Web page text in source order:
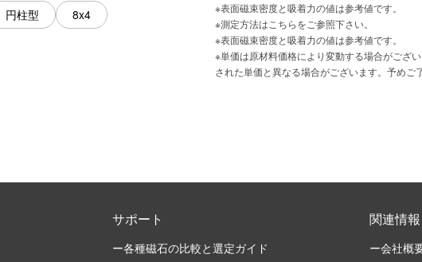
円柱型 8x4
※表面磁束密度と吸着力の値は参考値です。
※測定方法はこちらをご参照下さい。
※表面磁束密度と吸着力の値は参考値です。
※単価は原材料価格により変動する場合がござ
された単価と異なる場合がございます。予めご
サポート
ー各種磁石の比較と選定ガイド
関連情報
ー会社概